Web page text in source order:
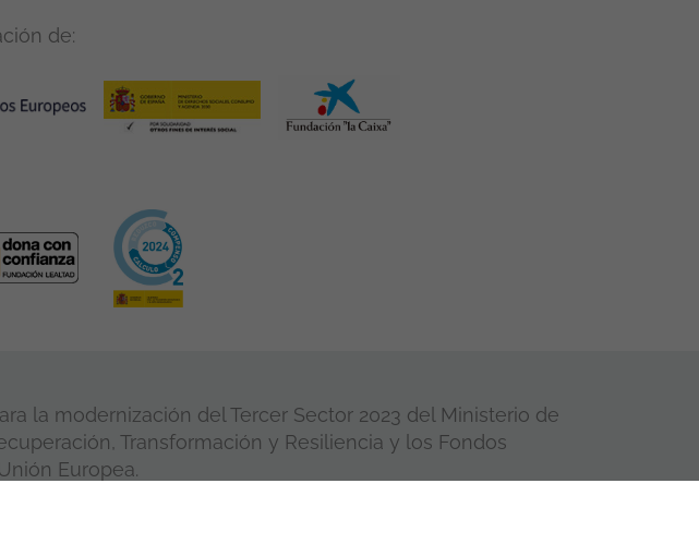
de:
la modernización del Tercer Sector 2023 del Ministerio de
Transformación y Resiliencia y los Fondos
Europea.